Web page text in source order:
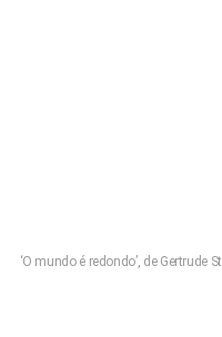
‘O mundo é redondo’, de Gertrude